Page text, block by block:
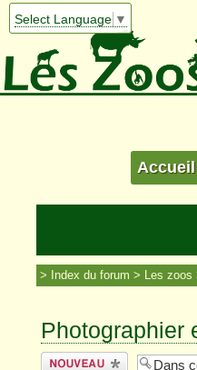
Select Language ▼
Accueil
Index du forum Les zoos
Photographier
Écrire un